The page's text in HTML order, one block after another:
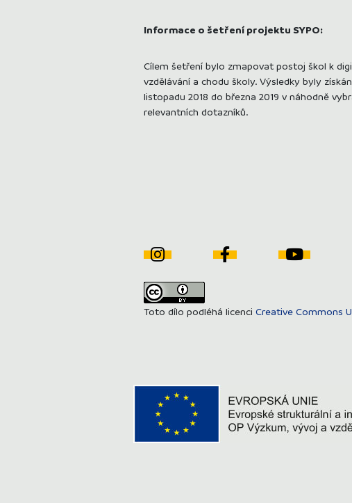
Informace o šetření projektu SYPO:
Cílem šetření bylo zmapovat postoj škol k
vzdělávání a chodu školy. Výsledky byly
listopadu 2018 do března 2019 v náhodně
relevantních dotazníků.
Toto dílo podléhá licenci Creative Commons